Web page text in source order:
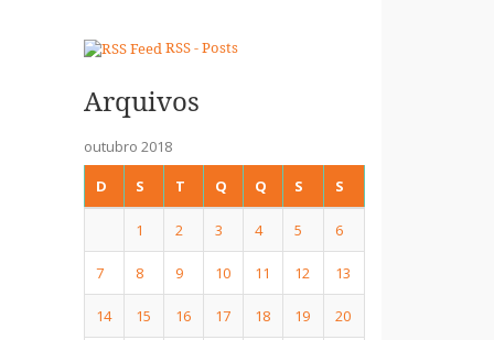
RSS - Posts
Arquivos
outubro 2018
D
S T Q Q S S
1 2 3 4 5 6
7 8 9 10 11 12 13
14 15 16 17 18 19 20